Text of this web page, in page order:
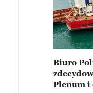
Biuro
Plenum i